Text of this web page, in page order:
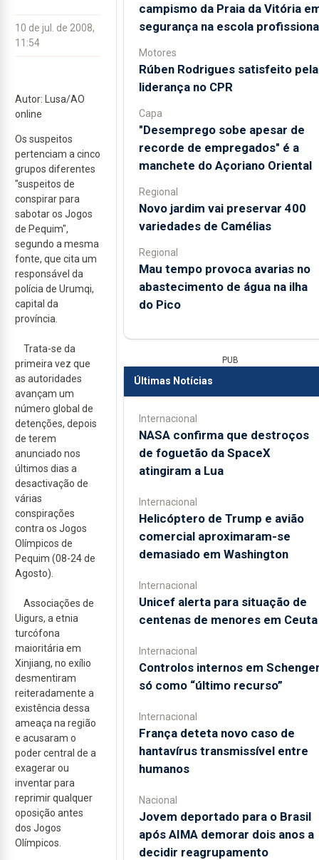
10 de jul. de 2008,
11:54
Autor: Lusa/AO
online
Os suspeitos
pertenciam a cinco
grupos diferentes
"suspeitos de
conspirar para
sabotar os Jogos
de Pequim",
segundo a mesma
fonte, que cita um
responsável da
polícia de Urumqi,
capital da
província.
Trata-se da
primeira vez que
as autoridades
avançam um
número global de
detenções, depois
de terem
anunciado nos
últimos dias a
desactivação de
várias
conspirações
contra os Jogos
Olímpicos de
Pequim (08-24 de
Agosto).
Associações de
Uigurs, a etnia
turcófona
maioritária em
Xinjiang, no exílio
desmentiram
reiteradamente a
existência dessa
ameaça na região
e acusaram o
poder central de a
exagerar ou
inventar para
reprimir qualquer
oposição antes
dos Jogos
Olímpicos.
campismo da Praia da Vitória
segurança na escola
Motores
Rúben Rodrigues satisfeito pela
liderança no CPR
Capa
"Desemprego sobe apesar de
recorde de empregados" é a
manchete do Açoriano Oriental
Regional
Novo jardim vai preservar 400
variedades de Camélias
Regional
Mau tempo provoca avarias no
abastecimento de água na ilha
do Pico
PUB
Últimas Notícias
Internacional
NASA confirma que destroços
de foguetão da SpaceX
atingiram a Lua
Internacional
Helicóptero de Trump e avião
comercial aproximaram-se
demasiado em Washington
Internacional
Unicef alerta para situação de
centenas de menores em Ceuta
Internacional
Controlos internos em
só como “último recurso”
Internacional
França deteta novo caso de
hantavírus transmissível entre
humanos
Nacional
Jovem deportado para o Brasil
após AIMA demorar dois anos a
decidir reagrupamento